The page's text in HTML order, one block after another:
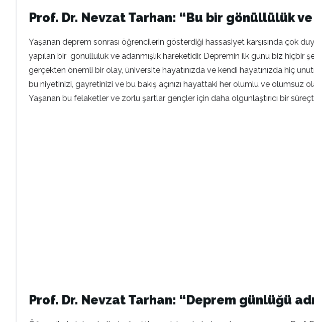
Prof. Dr. Nevzat Tarhan: “Bu bir gönüllülük
Yaşanan deprem sonrası öğrencilerin gösterdiği hassasiyet karşısında çok
yapılan bir gönüllülük ve adanmışlık hareketidir. Depremin ilk günü biz hiçbir
gerçekten önemli bir olay, üniversite hayatınızda ve kendi hayatınızda hiç
bu niyetinizi, gayretinizi ve bu bakış açınızı hayattaki her olumlu ve
Yaşanan bu felaketler ve zorlu şartlar gençler için daha olgunlaştırıcı bir
Prof. Dr. Nevzat Tarhan: “Deprem günlüğü